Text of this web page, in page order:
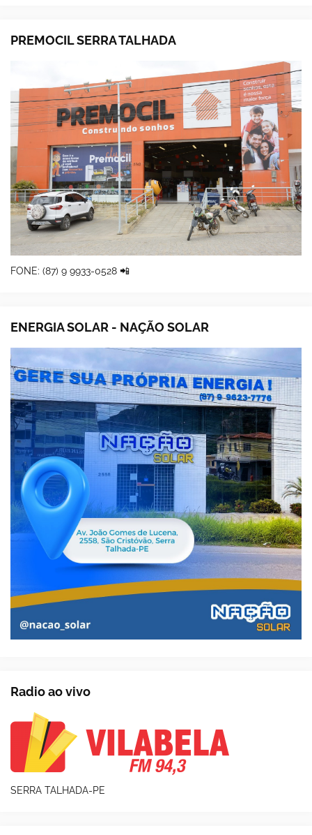
PREMOCIL SERRA TALHADA
FONE: (87) 9 9933-0528 📲
ENERGIA SOLAR - NAÇÃO SOLAR
Radio ao vivo
SERRA TALHADA-PE